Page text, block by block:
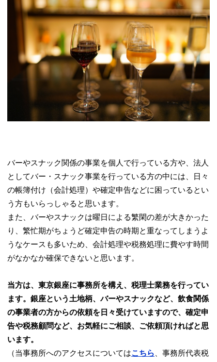
バーやスナック関係の事業を個人で行っている方や、法人
としてバー・スナック事業を行っている方の中には、日々
の帳簿付け（会計処理）や確定申告などに困っているとい
う方もいらっしゃると思います。
また、バーやスナックは曜日による繁閑の差が大きかった
り、繁忙期がちょうど確定申告の時期と重なってしまうよ
うなケースも多いため、会計処理や税務処理に費やす時間
がなかなか確保できないと思います。
当方は、東京銀座に事務所を構え、税理士業務を行ってい
ます。銀座という土地柄、バーやスナックなど、飲食関係
の事業者の方からの依頼を日々受けていますので、確定申
告や税務顧問など、お気軽にご相談、ご依頼頂ければと思
います。
（当事務所へのアクセスについてはこちら
、事務所代表税